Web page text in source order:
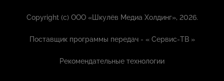
Copyright (с) ООО «Шкулёв Медиа Холдинг», 2026.
Поставщик программы передач - «Сервис-ТВ »
Рекомендательные технологии